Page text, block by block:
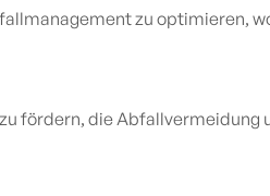
zu optimieren,
fördern, die Abfallvermeidung